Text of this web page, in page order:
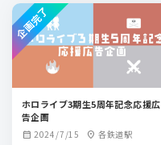
ホロライブ3期生5周年記念応援広
告企画
calendar_month 2024/7/15 location_on 各鉄道駅
企画完了